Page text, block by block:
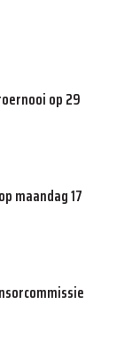
op 29
maandag 17